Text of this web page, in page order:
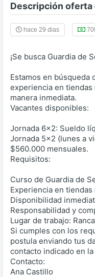
Descripción oferta
hace 29 dias
¡Se busca Guardia de
Estamos en búsqueda
experiencia en
manera inmediata.
Vacantes disponibles:
Jornada 6x2: Sueldo
Jornada 5x2 (lunes a
$560.000 mensuales.
Requisitos:
Curso de Guardia de
Experiencia en tiendas
Disponibilidad
Responsabilidad y
Lugar de trabajo:
Si cumples con los
postula enviando tus
contacto indicado en
Contacto:
Ana Castillo